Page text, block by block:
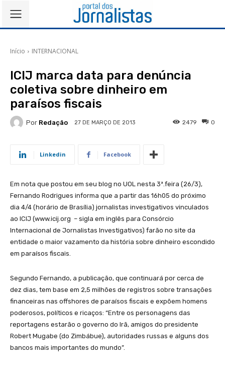
Início INTERNACIONAL
ICIJ marca data para denúncia
coletiva sobre dinheiro em
paraísos fiscais
Por Redação 27 DE MARÇO DE 2013 0
2479
Linkedin Facebook
Em nota que postou em seu blog no UOL nesta 3ª.feira (26/3),
Fernando Rodrigues informa que a partir das 16h05 do próximo
dia 4/4 (horário de Brasília) jornalistas investigativos vinculados
ao ICIJ (www.icij.org – sigla em inglês para Consórcio
Internacional de Jornalistas Investigativos) farão no site da
entidade o maior vazamento da história sobre dinheiro escondido
em paraísos fiscais.
Segundo Fernando, a publicação, que continuará por cerca de
dez dias, tem base em 2,5 milhões de registros sobre transações
financeiras nas offshores de paraísos fiscais e expõem homens
poderosos, políticos e ricaços: “Entre os personagens das
reportagens estarão o governo do Irã, amigos do presidente
Robert Mugabe (do Zimbábue), autoridades russas e alguns dos
bancos mais importantes do mundo”.